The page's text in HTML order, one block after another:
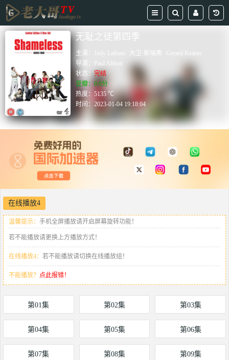
无耻之徒第四季
主演： Jody Latham 大卫·斯瑞弗
Gerard Kearns
导演：
Paul Abbott
状态：完结
豆瓣：0.0分
热度：5135 ℃
时间：2023-01-04 19:18:04
在线播放4
温馨提示： 手机全屏播放请开启屏幕旋转功能！
若不能播放请更换上方播放方式！
在线播放4： 若不能播放请切换在线播放组！
不能播放？ 点此报错！
第01集 第02集 第03集
第04集 第05集 第06集
第07集 第08集 第09集